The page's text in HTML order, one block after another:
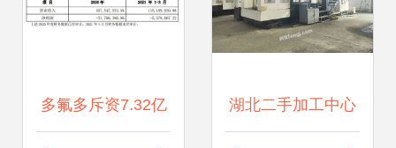
多氟多斥资7.32亿 湖北二手加工中心